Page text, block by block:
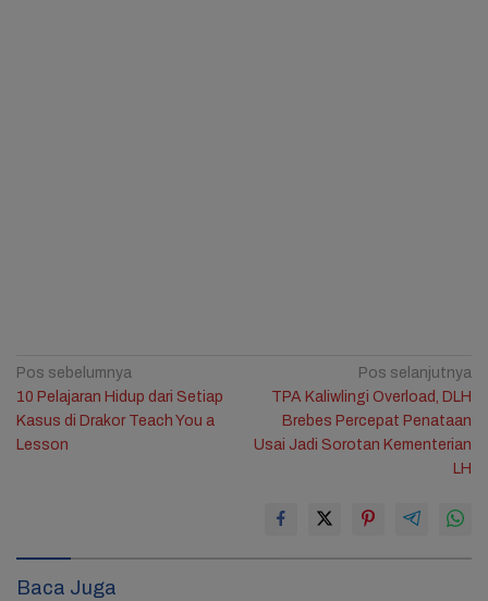
Navigasi
pos
Pos sebelumnya
10 Pelajaran Hidup dari Setiap
Kasus di Drakor Teach You a
Lesson
Pos selanjutnya
TPA Kaliwlingi Overload, DLH
Brebes Percepat Penataan
Usai Jadi Sorotan Kementerian
LH
Baca Juga